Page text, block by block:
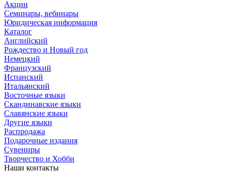
Акции
Семинары, вебинары
Юридическая информация
Каталог
Английский
Рождество и Новый год
Немецкий
Французский
Испанский
Итальянский
Восточные языки
Скандинавские языки
Славянские языки
Другие языки
Распродажа
Подарочные издания
Сувениры
Творчество и Хобби
Наши контакты